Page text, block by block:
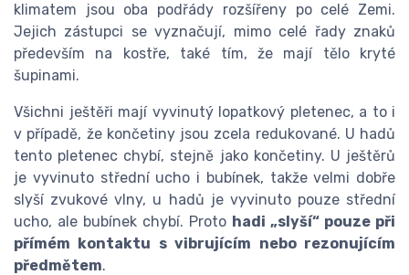
klimatem jsou oba podřády rozšířeny po celé Zemi.
Jejich zástupci se vyznačují, mimo celé řady znaků
především na kostře, také tím, že mají tělo kryté
šupinami.
Všichni ještěři mají vyvinutý lopatkový pletenec, a to i
v případě, že končetiny jsou zcela redukované. U hadů
tento pletenec chybí, stejně jako končetiny. U ještěrů
je vyvinuto střední ucho i bubínek, takže velmi dobře
slyší zvukové vlny, u hadů je vyvinuto pouze střední
ucho, ale bubínek chybí. Proto hadi „slyší“ pouze při
přímém kontaktu s vibrujícím nebo rezonujícím
předmětem.